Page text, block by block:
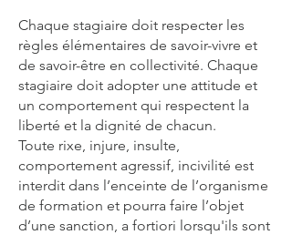
Chaque stagiaire doit respecter les
règles élémentaires de savoir-vivre et
de savoir-être en collectivité. Chaque
stagiaire doit adopter une attitude et
un comportement qui respectent la
liberté et la dignité de chacun.
Toute rixe, injure, insulte,
comportement agressif, incivilité est
interdit dans l’enceinte de l’organisme
de formation et pourra faire l’objet
d’une sanction, a fortiori lorsqu'ils sont